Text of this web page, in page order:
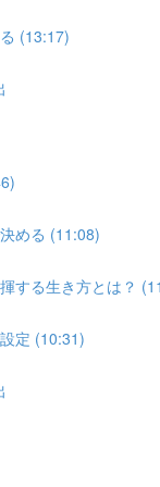
(13:17)
める (11:08)
する生き方とは？
定 (10:31)